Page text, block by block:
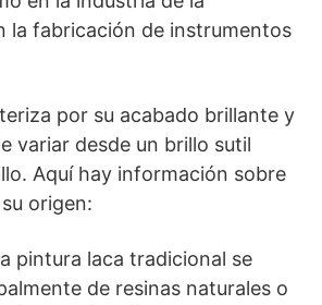
la fabricación de instrumentos
por su acabado brillante y
variar desde un brillo sutil
Aquí hay información sobre
origen:
pintura laca tradicional se
de resinas naturales o